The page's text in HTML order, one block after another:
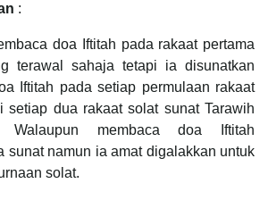
:
doa Iftitah pada rakaat pertama
terawal sahaja tetapi ia disunatkan
Iftitah pada setiap permulaan rakaat
setiap dua rakaat solat sunat Tarawih
Walaupun membaca doa Iftitah
sunat namun ia amat digalakkan untuk
solat.